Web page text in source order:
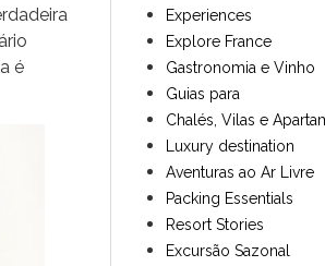
é
Experiences
Explore France
Gastronomia e Vinho
Guias para
Chalés, Vilas e
Luxury destination
Aventuras ao Ar Livre
Packing Essentials
Resort Stories
Excursão Sazonal